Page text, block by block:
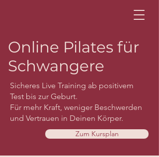
Online Pilates für
Schwangere
Sicheres Live Training ab positivem
Test bis zur Geburt.
Für mehr Kraft, weniger Beschwerden
und Vertrauen in Deinen Körper.​
Zum Kursplan